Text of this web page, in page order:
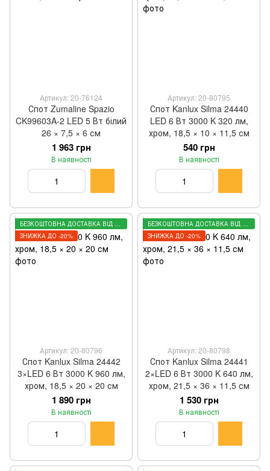
Артикул: 20-76124
Спот Zumaline Spazio
CK99603A-2 LED 5 Вт білий
26 × 7,5 × 6 см
1 963 грн
В наявності
Артикул: 20-80795
Спот Kanlux Silma 24440
LED 6 Вт 3000 K 320 лм,
хром, 18,5 × 10 × 11,5 см
540 грн
В наявності
БЕЗКОШТОВНА ДОСТАВКА ВІД 3000 ГРН
ЗНИЖКА ДО -20%
Артикул: 20-80796
Спот Kanlux Silma 24442
3×LED 6 Вт 3000 K 960 лм,
хром, 18,5 × 20 × 20 см
1 890 грн
В наявності
БЕЗКОШТОВНА ДОСТАВКА ВІД 3000 ГРН
ЗНИЖКА ДО -20%
Артикул: 20-80798
Спот Kanlux Silma 24441
2×LED 6 Вт 3000 K 640 лм,
хром, 21,5 × 36 × 11,5 см
1 530 грн
В наявності